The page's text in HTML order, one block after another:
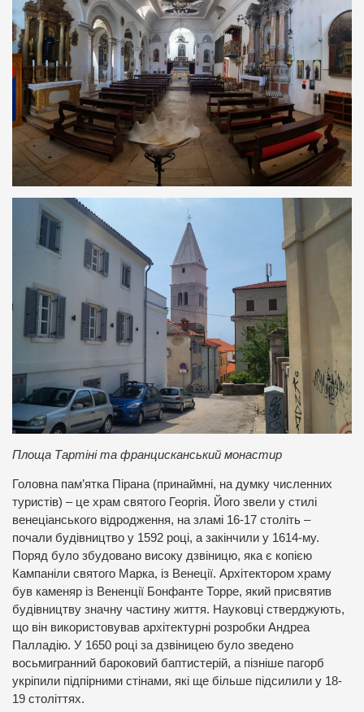
Площа Тартіні та францисканський монастир
Головна пам’ятка Пірана (принаймні, на думку численних
туристів) – це храм святого Георгія. Його звели у стилі
венеціанського відродження, на зламі 16-17 століть –
почали будівництво у 1592 році, а закінчили у 1614-му.
Поряд було збудовано високу дзвіницю, яка є копією
Кампаніли святого Марка, із Венеції. Архітектором храму
був каменяр із Вененції Бонфанте Торре, який присвятив
будівництву значну частину життя. Науковці стверджують,
що він використовував архітектурні розробки Андреа
Палладію. У 1650 році за дзвіницею було зведено
восьмигранний бароковий баптистерій, а пізніше пагорб
укріпили підпірними стінами, які ще більше підсилили у 18-
19 століттях.